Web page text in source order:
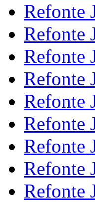
Refonte
Refonte
Refonte
Refonte
Refonte
Refonte
Refonte
Refonte
Refonte